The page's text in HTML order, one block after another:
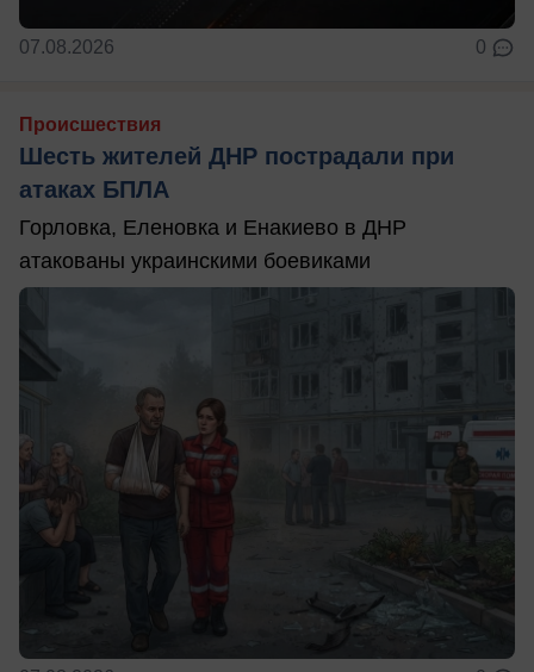
07.08.2026 0
Происшествия
Шесть жителей ДНР пострадали при
атаках БПЛА
Горловка, Еленовка и Енакиево в ДНР
атакованы украинскими боевиками